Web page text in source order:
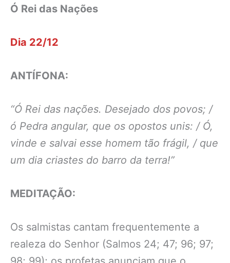
Ó Rei das Nações
Dia 22/12
ANTÍFONA:
“Ó Rei das nações. Desejado dos povos; /
ó Pedra angular, que os opostos unis: / Ó,
vinde e salvai esse homem tão frágil, / que
um dia criastes do barro da terra!”
MEDITAÇÃO:
Os salmistas cantam frequentemente a
realeza do Senhor (Salmos 24; 47; 96; 97;